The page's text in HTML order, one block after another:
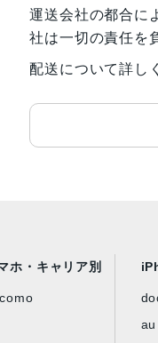
発売日
運送会社の都合に
社は一切の責任を
配送について詳し
ホ・キャリア別
au